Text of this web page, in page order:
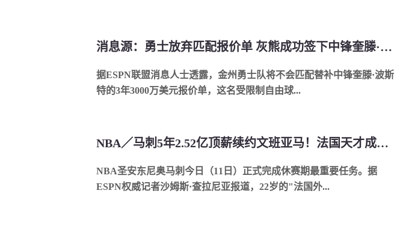
消息源：勇士放弃匹配报价单 灰熊成功签下中锋奎滕·波斯特
据ESPN联盟消息人士透露，金州勇士队将不会匹配替补中锋奎滕·波斯
特的3年3000万美元报价单，这名受限制自由球...
NBA／马刺5年2.52亿顶薪续约文班亚马！法国天才成圣城未来核心
NBA圣安东尼奥马刺今日（11日）正式完成休赛期最重要任务。据
ESPN权威记者沙姆斯·查拉尼亚报道，22岁的"法国外...